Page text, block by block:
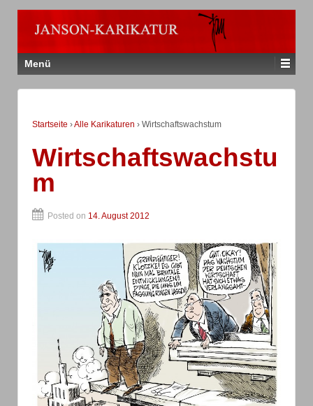
Menü
Startseite ›Alle Karikaturen › Wirtschaftswachstum
Wirtschaftswachstu
m
Posted on 14. August 2012